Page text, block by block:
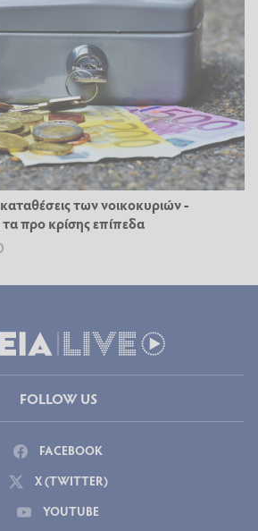
των νοικοκυριών -
προ κρίσης επίπεδα
FOLLOW US
FACEBOOK
X (TWITTER)
YOUTUBE